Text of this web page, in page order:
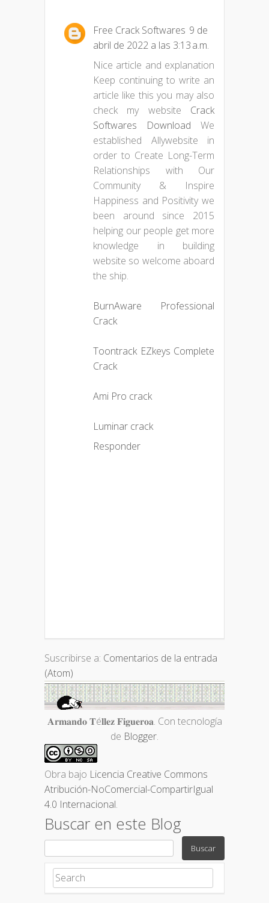
Free Crack Softwares 9 de
abril de 2022 a las 3:13 a.m.
Nice article and explanation
Keep continuing to write an
article like this you may also
check my website Crack
Softwares Download We
established Allywebsite in
order to Create Long-Term
Relationships with Our
Community & Inspire
Happiness and Positivity we
been around since 2015
helping our people get more
knowledge in building
website so welcome aboard
the ship.
BurnAware Professional
Crack
Toontrack EZkeys Complete
Crack
Ami Pro crack
Luminar crack
Responder
Suscribirse a: Comentarios de la entrada
(Atom)
𝐀𝐫𝐦𝐚𝐧𝐝𝐨 𝐓é𝐥𝐥𝐞𝐳 𝐅𝐢𝐠𝐮𝐞𝐫𝐨𝐚. Con tecnología
de Blogger.
Obra bajo Licencia Creative Commons
Atribución-NoComercial-CompartirIgual
4.0 Internacional.
Buscar en este Blog
Search for: